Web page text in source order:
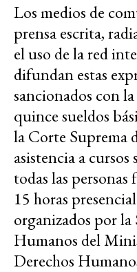
Los medios de
prensa escrita,
el uso de la red
difundan estas
sancionados con
quince sueldos
la Corte Suprema
asistencia a
todas las
15 horas
organizados por la
Humanos del
Derechos